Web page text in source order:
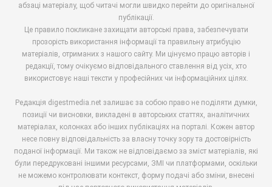
абзаці матеріалу, щоб читачі могли швидко перейти до оригінальної
публікації.
Це правило покликане захищати авторські права, забезпечувати
прозорість використання інформації та правильну атрибуцію
матеріалів, отриманих з нашого сайту. Ми цінуємо працю авторів і
редакції, тому очікуємо відповідального ставлення від усіх, хто
використовує наші тексти у професійних чи інформаційних цілях.
Редакція digestmedia.net залишає за собою право не поділяти думки,
позиції чи висновки, викладені в авторських статтях, аналітичних
матеріалах, колонках або інших публікаціях на порталі. Кожен автор
несе повну відповідальність за власну точку зору та достовірність
поданої інформації. Ми також не відповідаємо за зміст матеріалів, які
були передруковані іншими ресурсами, ЗМІ чи платформами, оскільки
не можемо контролювати контекст, форму подачі або зміни, внесені